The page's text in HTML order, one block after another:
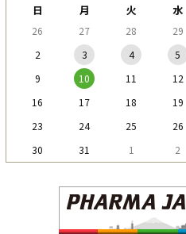
日 月 火 水
26 27 28 29
2
3 4 5
9
10 11 12
16
17 18 19
23
24 25 26
30
31 1 2